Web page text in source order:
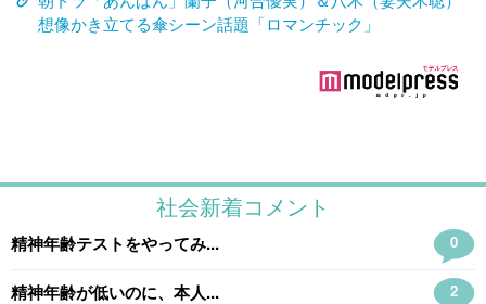
想像かき立てる傘シーン話題「ロマンチック」